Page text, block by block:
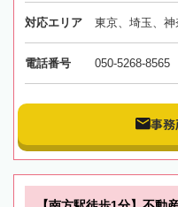
対応エリア 東京、埼玉、
電話番号 050-5268-8565
事務